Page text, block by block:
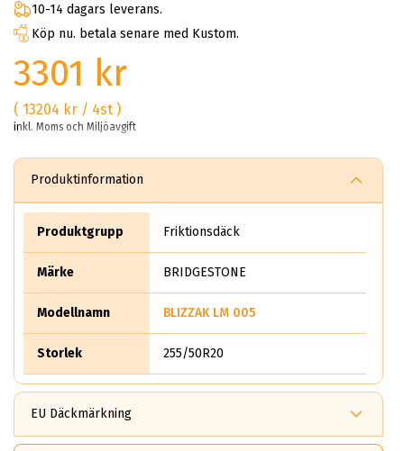
10-14 dagars leverans.
Köp nu. betala senare med Kustom.
3301 kr
( 13204 kr / 4st )
inkl. Moms och Miljöavgift
Produktinformation
Produktgrupp Friktionsdäck
Märke BRIDGESTONE
Modellnamn BLIZZAK LM 005
Storlek 255/50R20
EU Däckmärkning